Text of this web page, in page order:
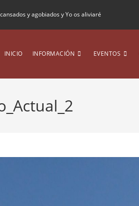
y agobiados y Yo os aliviaré
INICIO INFORMACIÓN EVENTOS